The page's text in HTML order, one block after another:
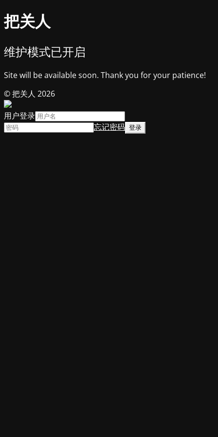
把关人
维护模式已开启
Site will be available soon. Thank you for your patience!
© 把关人 2026
用户登录
忘记密码